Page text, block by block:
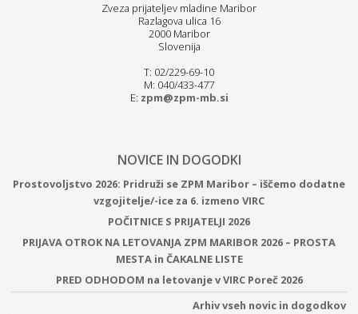
Zveza prijateljev mladine Maribor
Razlagova ulica 16
2000 Maribor
Slovenija
T: 02/229-69-10
M: 040/433-477
E: zpm@zpm-mb.si
NOVICE IN DOGODKI
Prostovoljstvo 2026: Pridruži se ZPM Maribor – iščemo dodatne
vzgojitelje/-ice za 6. izmeno VIRC
POČITNICE S PRIJATELJI 2026
PRIJAVA OTROK NA LETOVANJA ZPM MARIBOR 2026 – PROSTA
MESTA in ČAKALNE LISTE
PRED ODHODOM na letovanje v VIRC Poreč 2026
Arhiv vseh novic in dogodkov